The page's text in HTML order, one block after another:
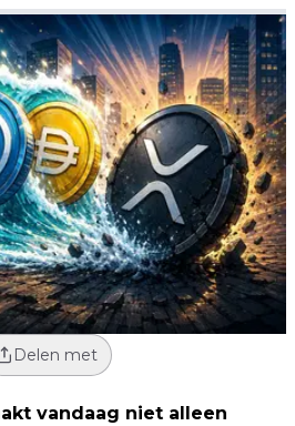
Delen met
vandaag niet alleen